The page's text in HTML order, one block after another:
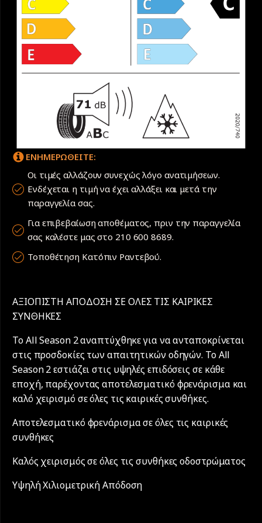
ΕΝΗΜΕΡΩΘΕΙΤΕ:
Οι τιμές αλλάζουν συνεχώς λόγο ανατιμήσεων.
Ενδέχεται η τιμή να έχει αλλάξει και μετά την
παραγγελία σας.
Για επιβεβαίωση αποθέματος, πριν την παραγγελία
σας καλέστε μας στο 210 600 8689.
Τοποθέτηση Κατόπιν Ραντεβού.
ΑΞΙΟΠΙΣΤΗ ΑΠΟΔΟΣΗ ΣΕ ΟΛΕΣ ΤΙΣ ΚΑΙΡΙΚΕΣ
ΣΥΝΘΗΚΕΣ
Το All Season 2 αναπτύχθηκε για να ανταποκρίνεται
στις προσδοκίες των απαιτητικών οδηγών. Το All
Season 2 εστιάζει στις υψηλές επιδόσεις σε κάθε
εποχή, παρέχοντας αποτελεσματικό φρενάρισμα και
καλό χειρισμό σε όλες τις καιρικές συνθήκες.
Αποτελεσματικό φρενάρισμα σε όλες τις καιρικές
συνθήκες
Καλός χειρισμός σε όλες τις συνθήκες οδοστρώματος
Υψηλή Χιλιομετρική Απόδοση